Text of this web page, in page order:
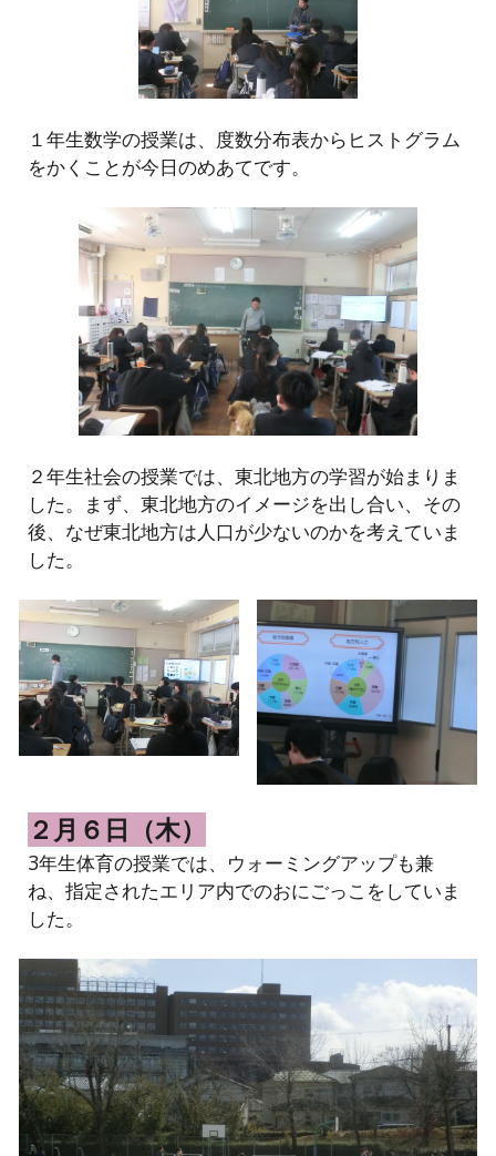
１年生数学の授業は、 度数分布表からヒストグラム
をかくことが今日のめあてです。
２年生社会の授業では、東北地方の学習が始まりま
した。まず、東北地方のイメージを出し合い、その
後、なぜ東北地方は人口が少ないのかを考えていま
した。
２月６日（木）
3年生体育の授業では、ウォーミングアップも兼
ね、指定されたエリア内でのおにごっこをしていま
した。